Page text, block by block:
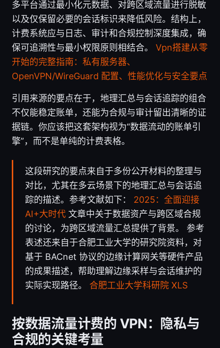
多平台通过最小化元数据、对跨区域流量进行脱敏
以及仅保留必要的会话标识来降低风险。结构上，
计费系统应与日志、审计和合规控制深度集成，确
保可追溯性与最小权限原则相结合。 Vpn搭建从零
开始的完整指南：私有服务器、
OpenVPN/WireGuard 配置、性能优化与安全要点
引用来源的要点在于，地理汇总与会话追踪的组合
不仅能稳定账单，还能为合规与审计留出清晰的证
据链。你应该把这套架构视为“数据流动的账单引
擎”，而不是单纯的计费表格。
这段研究的要点来自于多份公开材料的整理与
对比，尤其在多云场景下的地理汇总与会话追
踪的描述。参考文献如下： 2025：全面迎接
AI+大时代 文章中关于数据资产与跨区域合规
的讨论，为跨区域流量汇总提供了背景。 参考
表述还来自于合肥工业大学的研究院资料，对
基于 BACnet 协议的边缘计算网关等硬件产品
的成果描述，帮助理解边缘采样与会话维护的
实际实现路径。 合肥工业大学科研院 XLS
按数据流量计费的 VPN：隐私与
合规的关键考量